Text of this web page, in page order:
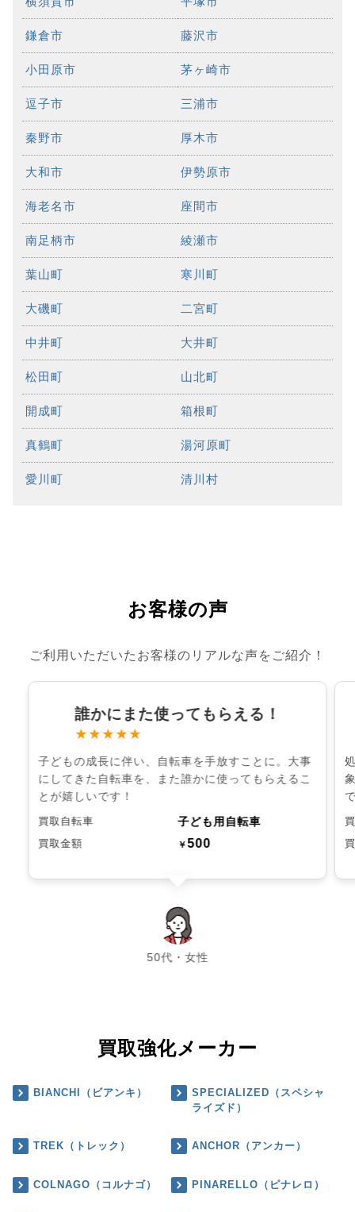
鎌倉市 藤沢市
小田原市 茅ヶ崎市
逗子市 三浦市
秦野市 厚木市
大和市 伊勢原市
海老名市 座間市
南足柄市 綾瀬市
葉山町 寒川町
大磯町 二宮町
中井町 大井町
松田町 山北町
開成町 箱根町
真鶴町 湯河原町
愛川町 清川村
お客様の声
ご利用いただいたお客様のリアルな声をご紹介！
誰かにまた使ってもらえる！
★★★★★
子どもの成長に伴い、自転車を手放すことに。大事
にしてきた自転車を、また誰かに使ってもらえるこ
とが嬉しいです！
買取自転車 子ども用自転車
買取金額 ￥500
50代・女性
chevron_left chevron_right
買取強化メーカー
BIANCHI（ビアンキ）
SPECIALIZED（スペシャ
ライズド）
TREK（トレック） ANCHOR（アンカー）
COLNAGO（コルナゴ） PINARELLO（ピナレロ）